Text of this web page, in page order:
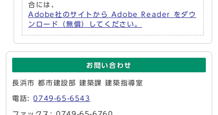
合には、
Adobe社のサイトから Adobe Reader をダウ
ンロード（無償）してください。
お問い合わせ
長浜市 都市建設部 建築課 建築指導室
電話:0749-65-6543